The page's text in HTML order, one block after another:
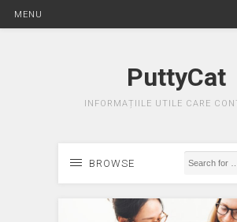
MENU
PuttyCat
INFORMAȚIILE UTILE CARE
BROWSE